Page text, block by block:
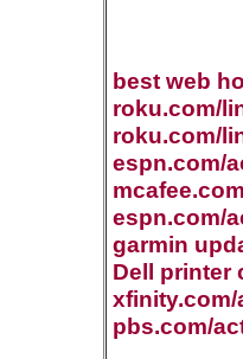
best web
roku.com/
roku.com/
espn.com/
espn.com/
garmin
Dell printer
xfinity.com/
pbs.com/